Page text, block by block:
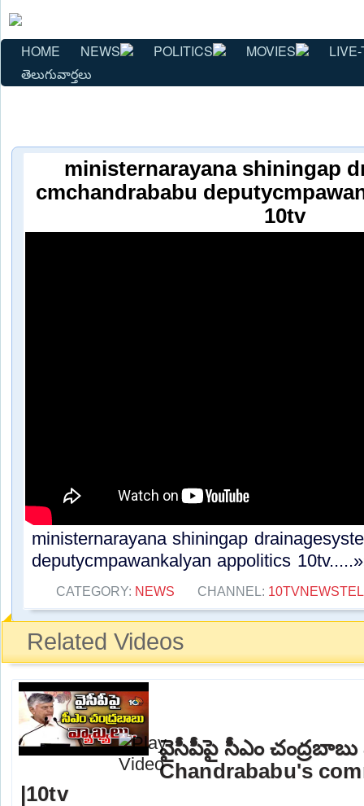
HOME NEWS POLITICS MOVIES
తెలుగువార్తలు
ministernarayana shiningap
cmchandrababu
10tv
ministernarayana shiningap
deputycmpawankalyan appolitics
CATEGORY: NEWS CHANNEL:
Related Videos
వైసీపీపై సీఎం చంద్రబాబు
Chandrababu's
|10tv